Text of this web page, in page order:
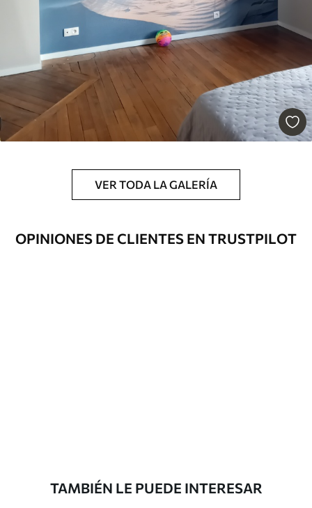
Vinilo Premium
175 .00105 .00 /m²
VER TODA LA GALERÍA
OPINIONES DE CLIENTES EN TRUSTPILOT
TAMBIÉN LE PUEDE INTERESAR